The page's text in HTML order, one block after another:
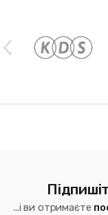
...і ви отримаєте